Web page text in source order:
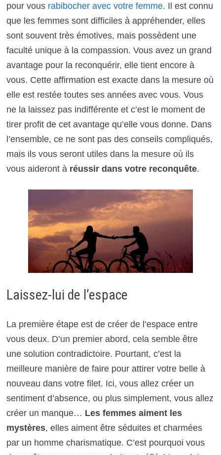
pour vous rabibocher avec votre femme. Il est connu
que les femmes sont difficiles à appréhender, elles
sont souvent très émotives, mais possèdent une
faculté unique à la compassion. Vous avez un grand
avantage pour la reconquérir, elle tient encore à
vous. Cette affirmation est exacte dans la mesure où
elle est restée toutes ses années avec vous. Vous
ne la laissez pas indifférente et c’est le moment de
tirer profit de cet avantage qu’elle vous donne. Dans
l’ensemble, ce ne sont pas des conseils compliqués,
mais ils vous seront utiles dans la mesure où ils
vous aideront à réussir dans votre reconquête.
Laissez-lui de l’espace
La première étape est de créer de l’espace entre
vous deux. D’un premier abord, cela semble être
une solution contradictoire. Pourtant, c’est la
meilleure manière de faire pour attirer votre belle à
nouveau dans votre filet. Ici, vous allez créer un
sentiment d’absence, ou plus simplement, vous allez
créer un manque… Les femmes aiment les
mystères, elles aiment être séduites et charmées
par un homme charismatique. C’est pourquoi vous